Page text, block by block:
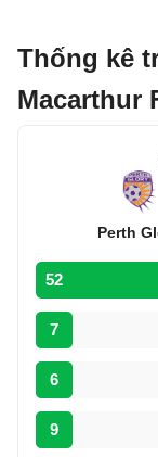
Thống kê
Macarthur
Perth
52
7
6
9